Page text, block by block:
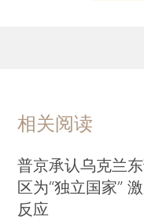
相关阅读
普京承认乌克兰
区为“独立国家”
反应